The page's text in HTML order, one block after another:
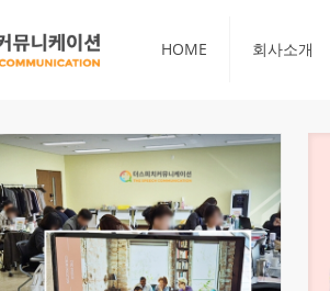
HOME 회사소개